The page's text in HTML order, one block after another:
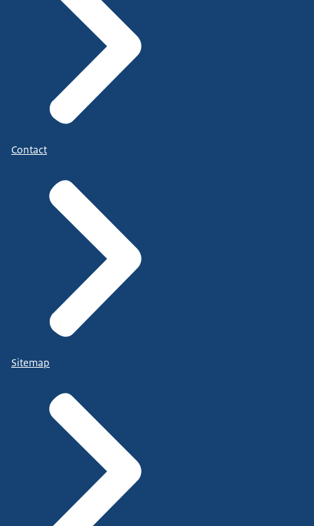
Contact
Sitemap